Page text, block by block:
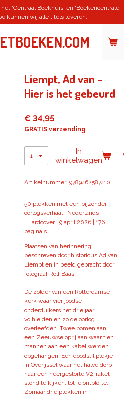
'Centraal Boekhuis' en 'Boekencentrale
kunnen wij alle titels leveren.
Liempt, Ad van -
Hier is het gebeurd
€ 34,95
GRATIS verzending
In
winkelwagen
Artikelnummer: 9789462587410
50 plekken met een bijzonder
oorlogsverhaal | Nederlands
Hardcover | 9 april 2026 | 176
pagina's
Plaatsen van herinnering,
beschreven door historicus Ad van
Liempt en in beeld gebracht door
fotograaf Rolf Baas.
De zolder van een Rotterdamse
kerk waar vier joodse
onderduikers het drie jaar
volhielden en zo de oorlog
overleefden. Twee bomen aan
een Zeeuwse oprijlaan waar tien
mannen aan een kabel werden
opgehangen. Een doodstil plekje
in Overijssel waar het halve dorp
naar een neergestorte V2-raket
stond te kijken, tot ie ontplofte.
Zomaar drie plekken in